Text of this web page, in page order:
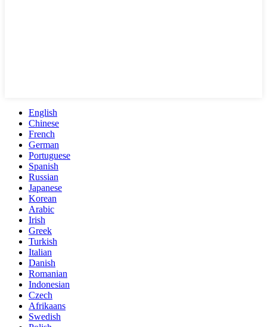
English
Chinese
French
German
Portuguese
Spanish
Russian
Japanese
Korean
Arabic
Irish
Greek
Turkish
Italian
Danish
Romanian
Indonesian
Czech
Afrikaans
Swedish